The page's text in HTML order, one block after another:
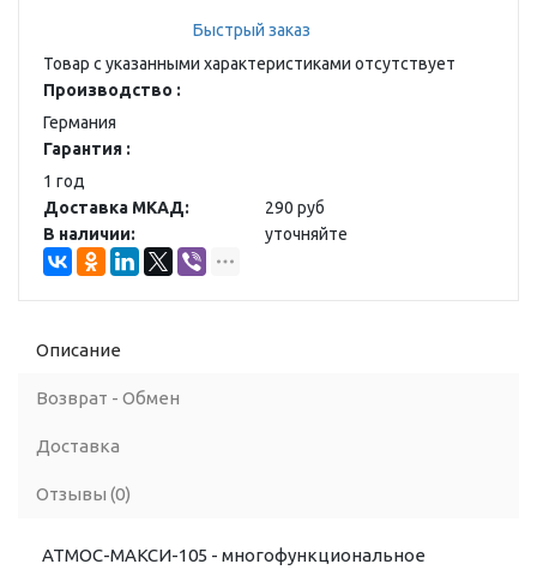
Быстрый заказ
Товар с указанными характеристиками отсутствует
Производство :
Германия
Гарантия :
1 год
Доставка МКАД:
290 руб
В наличии:
уточняйте
Описание
Возврат - Обмен
Доставка
Отзывы (0)
АТМОС-МАКСИ-105 - многофункциональное